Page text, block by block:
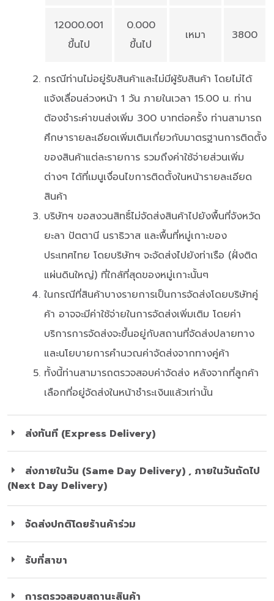
12000.001
ขึ้นไป
0.000
ขึ้นไป
เหมา 3800
กรณีท่านไม่อยู่รับสินค้าและไม่มีผู้รับสินค้า โดยไม่ได้
แจ้งเลื่อนล่วงหน้า 1 วัน ภายในเวลา 15.00 น. ท่าน
ต้องชำระค่าขนส่งเพิ่ม 300 บาทต่อครั้ง ท่านสามารถ
ศึกษารายละเอียดเพิ่มเติมเกี่ยวกับมาตรฐานการติดตั้ง
ของสินค้าแต่ละรายการ รวมถึงค่าใช้จ่ายส่วนเพิ่ม
ต่างๆ ได้ที่เมนูเงื่อนไขการติดตั้งในหน้ารายละเอียด
สินค้า
บริษัทฯ ขอสงวนสิทธิ์ไม่จัดส่งสินค้าไปยังพื้นที่จังหวัด
ยะลา ปัตตานี นราธิวาส และพื้นที่หมู่เกาะของ
ประเทศไทย โดยบริษัทฯ จะจัดส่งไปยังท่าเรือ (ฝั่งติด
แผ่นดินใหญ่) ที่ใกล้ที่สุดของหมู่เกาะนั้นๆ
ในกรณีที่สินค้าบางรายการเป็นการจัดส่งโดยบริษัทคู่
ค้า อาจจะมีค่าใช้จ่ายในการจัดส่งเพิ่มเติม โดยค่า
บริการการจัดส่งจะขึ้นอยู่กับสถานที่จัดส่งปลายทาง
และนโยบายการคำนวณค่าจัดส่งจากทางคู่ค้า
ทั้งนี้ท่านสามารถตรวจสอบค่าจัดส่ง หลังจากที่ลูกค้า
เลือกที่อยู่จัดส่งในหน้าชำระเงินแล้วเท่านั้น
ส่งทันที (Express Delivery)
ส่งภายในวัน (Same Day Delivery) , ภายในวันถัดไป
(Next Day Delivery)
จัดส่งปกติโดยร้านค้าร่วม
รับที่สาขา
การตรวจสอบสถานะสินค้า